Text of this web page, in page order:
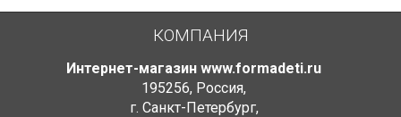
КОМПАНИЯ
Интернет-магазин www.formadeti.ru
195256, Россия,
г. Санкт-Петербург,